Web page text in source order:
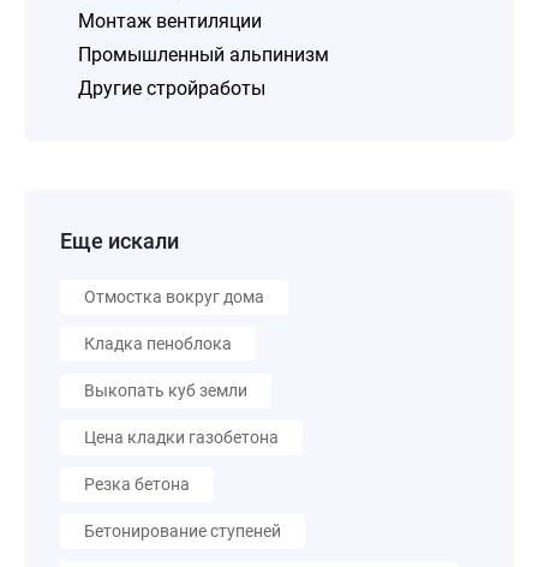
Монтаж вентиляции
Промышленный альпинизм
Другие стройработы
Еще искали
Отмостка вокруг дома
Кладка пеноблока
Выкопать куб земли
Цена кладки газобетона
Резка бетона
Бетонирование ступеней